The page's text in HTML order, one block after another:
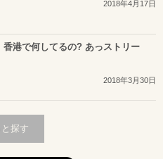
2018年4月17日
香港で何してるの? あっストリー
2018年3月30日
と探す